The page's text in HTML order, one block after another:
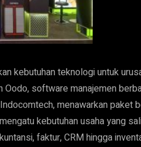
kebutuhan teknologi untuk
Oodo, software manajemen
menawarkan paket
kebutuhan usaha yang
faktur, CRM hingga